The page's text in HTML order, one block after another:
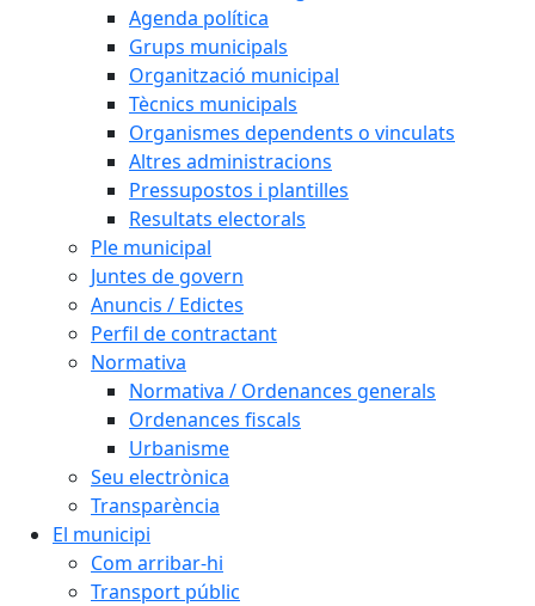
Agenda política
Grups municipals
Organització municipal
Tècnics municipals
Organismes dependents o vinculats
Altres administracions
Pressupostos i plantilles
Resultats electorals
Ple municipal
Juntes de govern
Anuncis / Edictes
Perfil de contractant
Normativa
Normativa / Ordenances generals
Ordenances fiscals
Urbanisme
Seu electrònica
Transparència
El municipi
Com arribar-hi
Transport públic